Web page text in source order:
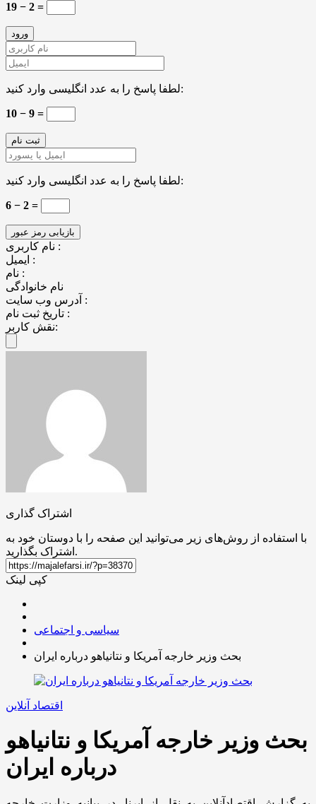
19 − 2 =
لطفا پاسخ را به عدد انگلیسی وارد کنید:
10 − 9 =
لطفا پاسخ را به عدد انگلیسی وارد کنید:
6 − 2 =
نام کاربری :
ایمیل :
نام :
نام خانوادگی
آدرس وب سایت :
تاریخ ثبت نام :
نقش کاربر:
اشتراک گذاری
با استفاده از روش‌های زیر می‌توانید این صفحه را با دوستان خود به
اشتراک بگذارید.
کپی لینک
سیاسی و اجتماعی
بحث وزیر خارجه آمریکا و نتانیاهو درباره ایران
اقتصاد آنلاین
بحث وزیر خارجه آمریکا و نتانیاهو
درباره ایران